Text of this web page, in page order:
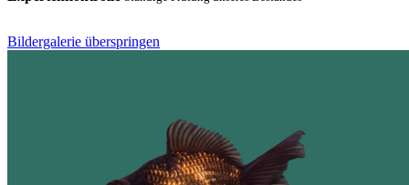
Bildergalerie überspringen